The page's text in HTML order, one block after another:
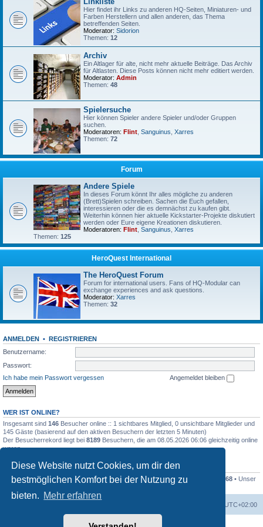
Diese Website nutzt Cookies, um dir den
bestmöglichen Komfort bei der Nutzung zu
bieten. Mehr erfahren
Hier findet ihr Links zu anderen HQ-Seiten, Miniaturen- und
Farben Herstellern und allen anderen, das Thema
betreffenden Seiten.
Moderator: Sidorion
Themen: 12
Archiv
Ein Altlager für alte, nicht mehr aktuelle Beiträge. Das Archiv
für Altlasten. Diese Posts können nicht mehr editiert werden.
Moderator: Admin
Themen: 48
Spielersuche
Hier können Spieler andere Spieler und/oder Gruppen
suchen.
Moderatoren: Flint Sanguinus Xarres
Themen: 72
Forum
Andere Spiele
In dieses Forum könnt Ihr alles mögliche zu anderen
(Brett)Spielen schreiben. Sachen die Euch gefallen,
interessieren oder die es demnächst zu kaufen gibt.
Weiterhin können hier aktuelle Kickstarter-Projekte diskutiert
werden oder Eure eigene Kreationen diskutieren.
Moderatoren: Flint Sanguinus Xarres
Themen: 125
HeroQuest International
The HeroQuest Forum
Forum for international users. Fans of HQ-Modular can
exchange experiences and ask questions.
Moderator: Xarres
Themen: 32
ANMELDEN • REGISTRIEREN
Benutzername:
Passwort:
Ich habe mein Passwort vergessen
Angemeldet bleiben
WER IST ONLINE?
Insgesamt sind 146 Besucher online :: 1 sichtbares Mitglied, 0 unsichtbare Mitglieder und
145 Gäste (basierend auf den aktiven Besuchern der letzten 5 Minuten)
Der Besucherrekord liegt bei 8189 Besuchern, die am 08.05.2026 06:06 gleichzeitig online
waren.
STATISTIK
Beiträge insgesamt41259• Themen insgesamt 1169• Mitglieder insgesamt 1268 • Unser
neuestes Mitglied:
UTC+02:00
Powered byphpBB® Forum Software © phpBB Limited